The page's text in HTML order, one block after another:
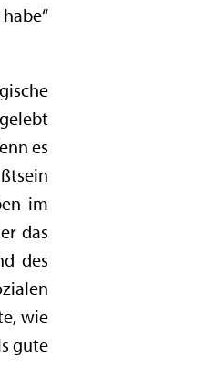
es
im
das
des
wie
gute